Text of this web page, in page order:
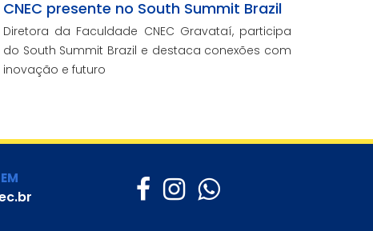
CNEC presente no South Summit Brazil
Diretora da Faculdade CNEC Gravataí, participa
do South Summit Brazil e destaca conexões com
inovação e futuro